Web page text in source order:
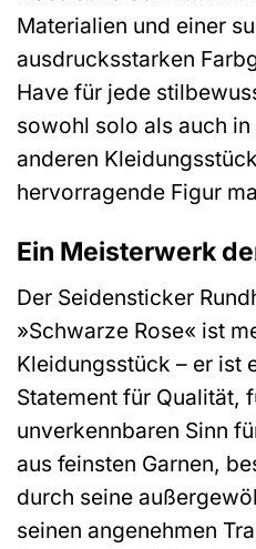
Materialien und einer
ausdrucksstarken
Have für jede
sowohl solo als auch
anderen
hervorragende Figur
Ein Meisterwerk
Der Seidensticker
»Schwarze Rose« ist
Kleidungsstück – er ist
Statement für Qualität,
unverkennbaren Sinn
aus feinsten Garnen,
durch seine
seinen angenehmen